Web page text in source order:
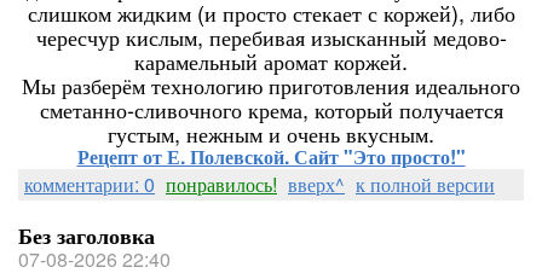
слишком жидким (и просто стекает с коржей), либо
чересчур кислым, перебивая изысканный медово-
карамельный аромат коржей.
Мы разберём технологию приготовления идеального
сметанно-сливочного крема, который получается
густым, нежным и очень вкусным.
Рецепт от Е. Полевской. Сайт "Это просто!"
комментарии: 0 понравилось! вверх^ к полной версии
Без заголовка
07-08-2026 22:40